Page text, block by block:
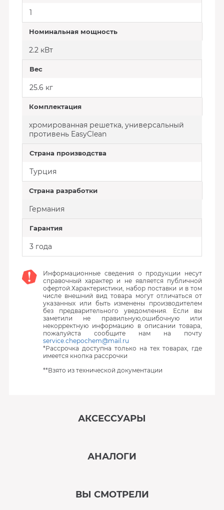
1
Номинальная мощность
2.2 кВт
Вес
25.6 кг
Комплектация
хромированная решетка, универсальный
противень EasyClean
Страна производства
Турция
Страна разработки
Германия
Гарантия
3 года
Информационные сведения о продукции несут
справочный характер и не является публичной
офертой.Характеристики, набор поставки и в том
числе внешний вид товара могут отличаться от
указанных или быть изменены производителем
без предварительного уведомления. Если вы
заметили не правильную,ошибочную или
некорректную информацию в описании товара,
пожалуйста сообщите нам на почту
service.chepochem@mail.ru
*Рассрочка доступна только на тех товарах, где
имеется кнопка рассрочки
**Взято из технической документации
АКСЕССУАРЫ
АНАЛОГИ
ВЫ СМОТРЕЛИ